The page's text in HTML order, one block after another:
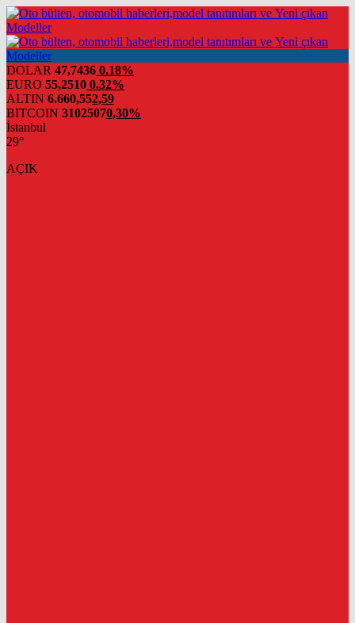
DOLAR 47,7436 0.18%
EURO 55,2510 0.32%
ALTIN 6.660,552,59
BITCOIN 31025070,30%
İstanbul
29°
AÇIK